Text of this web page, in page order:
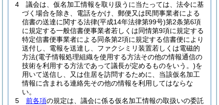
4
議会は、仮名加工情報を取り扱うに当たっては、法令に基
づく場合を除き、電話をかけ、郵便又は民間事業者による
信書の送達に関する法律(平成14年法律第99号)第2条第6項
に規定する一般信書便事業者若しくは同情第9項に規定する
特定信書便事業者による同条第2項に規定する信書便により
送付し、電報を送達し、ファクシミリ装置若しくは電磁的
方法(電子情報処理組織を使用する方法その他の情報通信の
技術を利用する方法であって議長が定めるものをいう。)を
用いて送信し、又は住居を訪問するために、当該仮名加工
情報に含まれる連絡先その他の情報を利用してはならな
い。
5
前各項の規定は、議会に係る仮名加工情報の取扱いの委託